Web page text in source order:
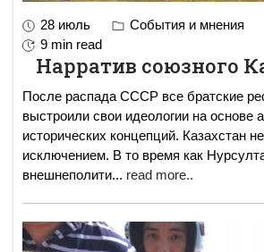
28 июль События и мнения
9 min read
Нарратив союзного
После распада СССР все братские
выстроили свои идеологии на основе
исторических концепций. Казахстан
исключением. В то время как Нурсултан Назарбаев на
внешнеполити... read more..